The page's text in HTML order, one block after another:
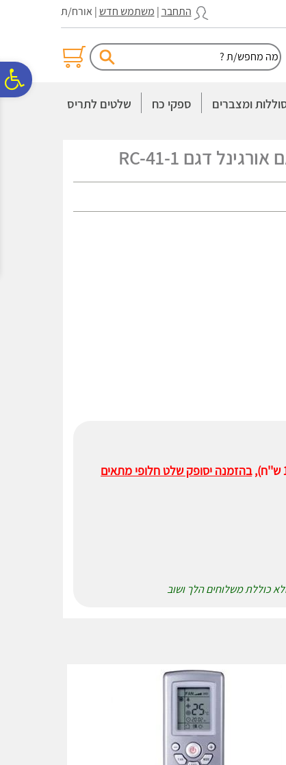
נגישות
אתר
המרכזי
התחבר| משתמש חדש| אורח/ת
ומצברים ספקי כח שלטים לתריס
בהזמנה יסופק שלט חלופי מתאים
כוללת משלוחים הלך ושוב